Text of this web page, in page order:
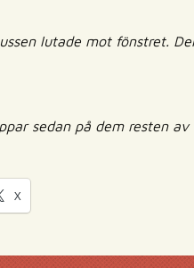
lutade mot fönstret.
sedan på dem resten av
X